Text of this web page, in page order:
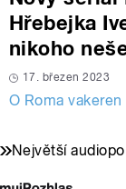
Hřebejka
nikoho
17. březen 2023
O Roma vakeren
Největší